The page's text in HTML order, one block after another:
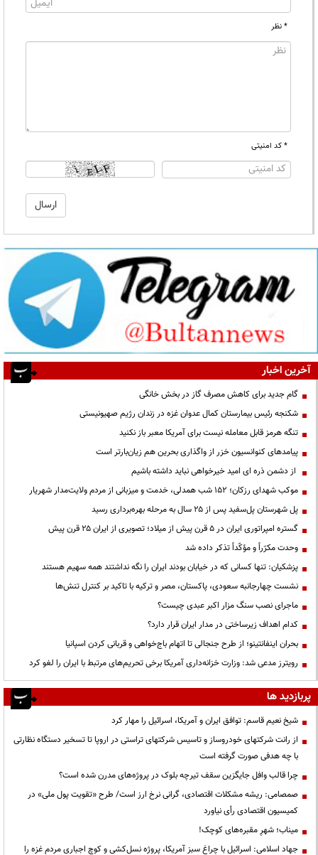
* نظر
* کد امنیتی
آخرین اخبار
گام جدید برای کاهش مصرف گاز در بخش خانگی
شکنجه رئیس بیمارستان کمال عدوان غزه در زندان رژیم صهیونیستی
تنگه هرمز قابل معامله نیست برای آمریکا معبر باز نکنید
پیامدهای کنوانسیون خزر از واگذاری بحرین هم زیان‌بارتر است
از دشمن ذره ای امید خیرخواهی نباید داشته باشیم
موکب شهدای رزکان؛ ۱۵۲ شب همدلی، خدمت و میزبانی از مردم ولایت‌مدار شهریار
پل شهرستان پل‌سفید پس از ۲۵ سال به مرحله بهره‌برداری رسید
گستره امپراتوری ایران در ۵ قرن پیش از میلاد؛ تصویری از ایران ۲۵ قرن پیش
وحدت مکرّراً و مؤکّداً تذکر داده شد
پزشکیان: تنها کسانی که در خیابان بودند ایران را نگه نداشتند همه سهیم هستند
نشست چهارجانبه سعودی، پاکستان، مصر و ترکیه با تاکید بر کنترل تنش‌ها
ماجرای نصب سنگ مزار اکبر عبدی چیست؟
کدام اهداف زیرساختی در مدار ایران قرار دارد؟
بحران اینفانتینو؛ از طرح جنجالی تا اتهام باج‌خواهی و قربانی کردن اسپانیا
رویترز مدعی شد: وزارت خزانه‌داری آمریکا برخی تحریم‌های مرتبط با ایران را لغو کرد
پربازدید ها
شیخ نعیم قاسم: توافق ایران و آمریکا، اسرائیل را مهار کرد
از رانت‌ شرکتهای خودروساز و تاسیس شرکتهای تراستی در اروپا تا تسخیر دستگاه نظارتی
با چه هدفی صورت گرفته است
چرا قالب وافل جایگزین سقف تیرچه بلوک در پروژه‌های مدرن شده است؟
صمصامی: ریشه مشکلات اقتصادی، گرانی نرخ ارز است/ طرح «تقویت پول ملی» در
کمیسیون اقتصادی رأی نیاورد
میناب؛ شهرِ مقبره‌های کوچک!
جهاد اسلامی: اسرائیل با چراغ سبز آمریکا، پروژه نسل‌کشی و کوچ اجباری مردم غزه را